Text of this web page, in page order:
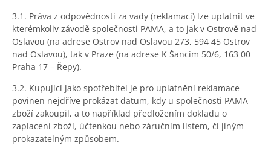
3.1. Práva z odpovědnosti za vady (reklamaci) lze uplatnit ve
kterémkoliv závodě společnosti PAMA, a to jak v Ostrově nad
Oslavou (na adrese Ostrov nad Oslavou 273, 594 45 Ostrov
nad Oslavou), tak v Praze (na adrese K Šancím 50/6, 163 00
Praha 17 – Řepy).
3.2. Kupující jako spotřebitel je pro uplatnění reklamace
povinen nejdříve prokázat datum, kdy u společnosti PAMA
zboží zakoupil, a to například předložením dokladu o
zaplacení zboží, účtenkou nebo záručním listem, či jiným
prokazatelným způsobem.